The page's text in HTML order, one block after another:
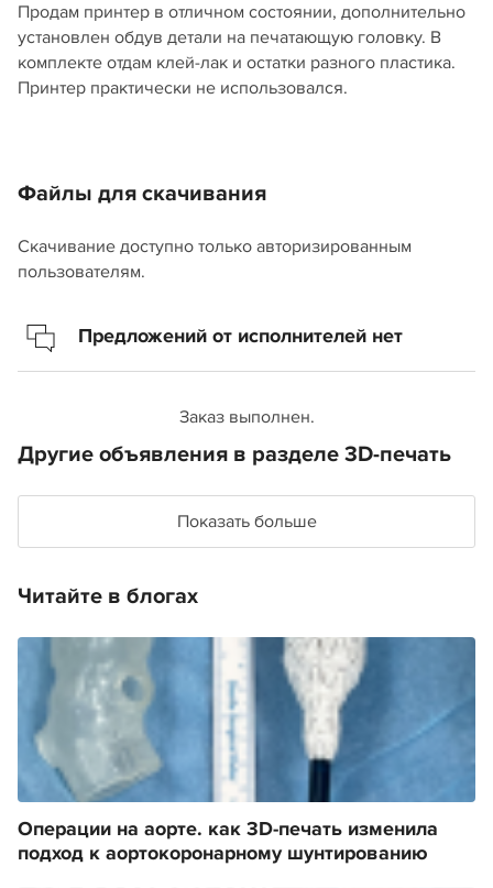
Продам принтер в отличном состоянии, дополнительно
установлен обдув детали на печатающую головку. В
комплекте отдам клей-лак и остатки разного пластика.
Принтер практически не использовался.
Файлы для скачивания
Скачивание доступно только авторизированным
пользователям.
Предложений от исполнителей нет
Заказ выполнен.
Другие объявления в разделе 3D-печать
Показать больше
Читайте в блогах
Операции на аорте. как 3D-печать изменила
подход к аортокоронарному шунтированию